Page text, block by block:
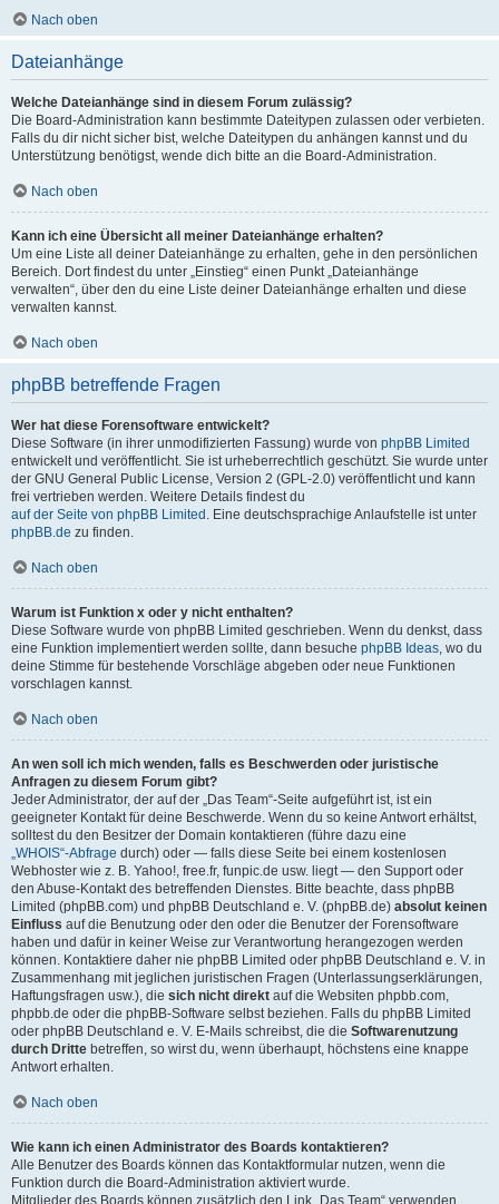
Nach oben
Dateianhänge
Welche Dateianhänge sind in diesem Forum zulässig?
Die Board-Administration kann bestimmte Dateitypen zulassen oder verbieten.
Falls du dir nicht sicher bist, welche Dateitypen du anhängen kannst und du
Unterstützung benötigst, wende dich bitte an die Board-Administration.
Nach oben
Kann ich eine Übersicht all meiner Dateianhänge erhalten?
Um eine Liste all deiner Dateianhänge zu erhalten, gehe in den persönlichen
Bereich. Dort findest du unter „Einstieg“ einen Punkt „Dateianhänge
verwalten“, über den du eine Liste deiner Dateianhänge erhalten und diese
verwalten kannst.
Nach oben
phpBB betreffende Fragen
Wer hat diese Forensoftware entwickelt?
Diese Software (in ihrer unmodifizierten Fassung) wurde von phpBB Limited
entwickelt und veröffentlicht. Sie ist urheberrechtlich geschützt. Sie wurde unter
der GNU General Public License, Version 2 (GPL-2.0) veröffentlicht und kann
frei vertrieben werden. Weitere Details findest du
auf der Seite von phpBB Limited . Eine deutschsprachige Anlaufstelle ist unter
phpBB.de zu finden.
Nach oben
Warum ist Funktion x oder y nicht enthalten?
Diese Software wurde von phpBB Limited geschrieben. Wenn du denkst, dass
eine Funktion implementiert werden sollte, dann besuche phpBB Ideas, wo du
deine Stimme für bestehende Vorschläge abgeben oder neue Funktionen
vorschlagen kannst.
Nach oben
An wen soll ich mich wenden, falls es Beschwerden oder juristische
Anfragen zu diesem Forum gibt?
Jeder Administrator, der auf der „Das Team“-Seite aufgeführt ist, ist ein
geeigneter Kontakt für deine Beschwerde. Wenn du so keine Antwort erhältst,
solltest du den Besitzer der Domain kontaktieren (führe dazu eine
„WHOIS“-Abfrage durch) oder — falls diese Seite bei einem kostenlosen
Webhoster wie z. B. Yahoo!, free.fr, funpic.de usw. liegt — den Support oder
den Abuse-Kontakt des betreffenden Dienstes. Bitte beachte, dass phpBB
Limited (phpBB.com) und phpBB Deutschland e. V. (phpBB.de) absolut keinen
Einfluss auf die Benutzung oder den oder die Benutzer der Forensoftware
haben und dafür in keiner Weise zur Verantwortung herangezogen werden
können. Kontaktiere daher nie phpBB Limited oder phpBB Deutschland e. V. in
Zusammenhang mit jeglichen juristischen Fragen (Unterlassungserklärungen,
Haftungsfragen usw.), die sich nicht direkt auf die Websiten phpbb.com,
phpbb.de oder die phpBB-Software selbst beziehen. Falls du phpBB Limited
oder phpBB Deutschland e. V. E-Mails schreibst, die die Softwarenutzung
durch Dritte betreffen, so wirst du, wenn überhaupt, höchstens eine knappe
Antwort erhalten.
Nach oben
Wie kann ich einen Administrator des Boards kontaktieren?
Alle Benutzer des Boards können das Kontaktformular nutzen, wenn die
Funktion durch die Board-Administration aktiviert wurde.
Mitglieder des Boards können zusätzlich den Link „Das Team“ verwenden.